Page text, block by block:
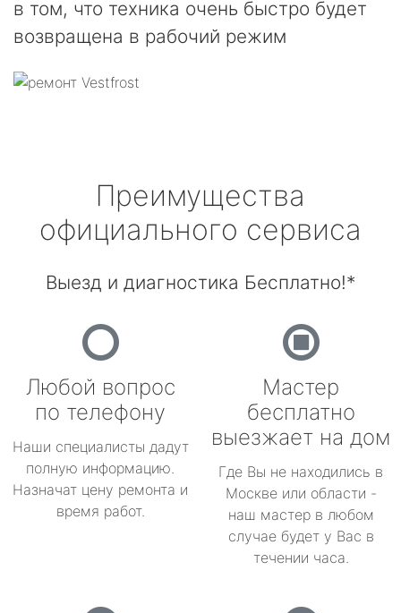
в том, что техника очень быстро будет
возвращена в рабочий режим
Преимущества
официального сервиса
Выезд и диагностика Бесплатно!*
Любой вопрос
по телефону
Наши специалисты дадут
полную информацию.
Назначат цену ремонта и
время работ.
Мастер
бесплатно
выезжает на дом
Где Вы не находились в
Москве или области -
наш мастер в любом
случае будет у Вас в
течении часа.